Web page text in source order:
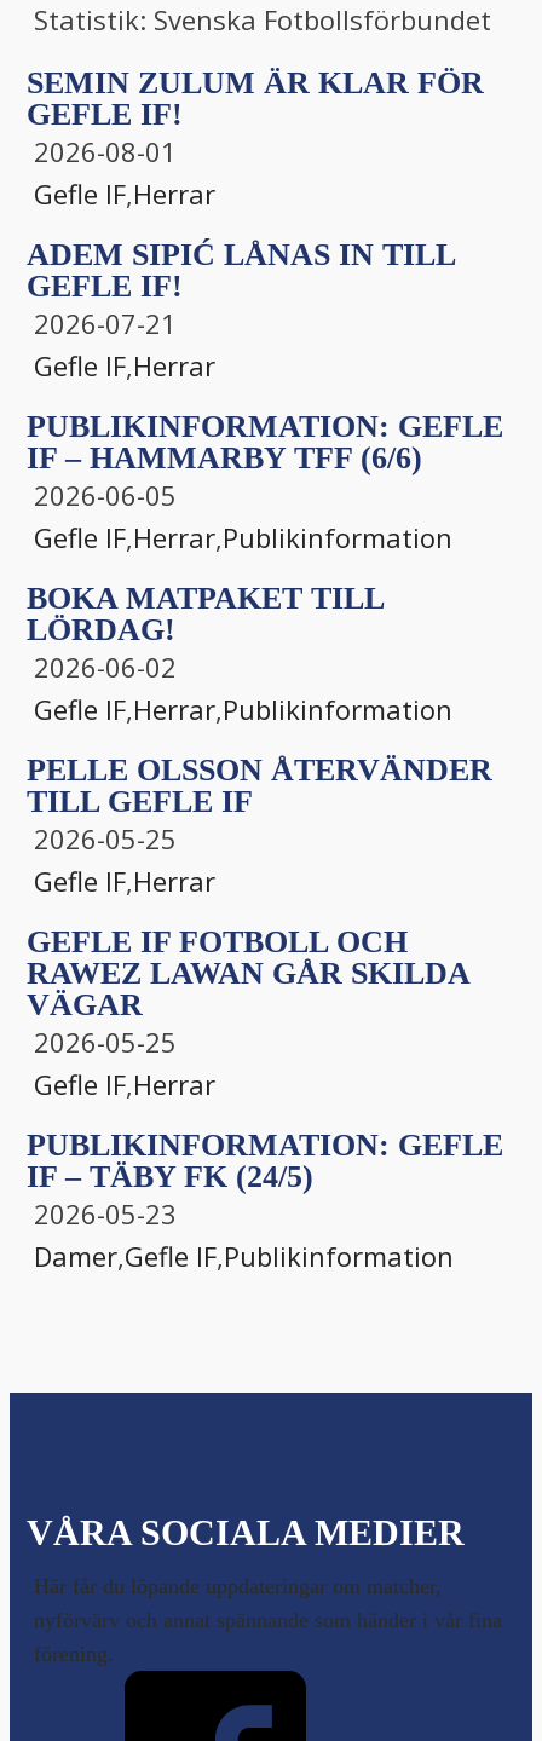
Statistik: Svenska Fotbollsförbundet
SEMIN ZULUM ÄR KLAR FÖR
GEFLE IF!
2026-08-01
Gefle IF,Herrar
ADEM SIPIĆ LÅNAS IN TILL
GEFLE IF!
2026-07-21
Gefle IF,Herrar
PUBLIKINFORMATION: GEFLE
IF – HAMMARBY TFF (6/6)
2026-06-05
Gefle IF,Herrar,Publikinformation
BOKA MATPAKET TILL
LÖRDAG!
2026-06-02
Gefle IF,Herrar,Publikinformation
PELLE OLSSON ÅTERVÄNDER
TILL GEFLE IF
2026-05-25
Gefle IF,Herrar
GEFLE IF FOTBOLL OCH
RAWEZ LAWAN GÅR SKILDA
VÄGAR
2026-05-25
Gefle IF,Herrar
PUBLIKINFORMATION: GEFLE
IF – TÄBY FK (24/5)
2026-05-23
Damer,Gefle IF,Publikinformation
VÅRA SOCIALA MEDIER
Här får du löpande uppdateringar om matcher,
nyförvärv och annat spännande som händer i vår fina
förening.